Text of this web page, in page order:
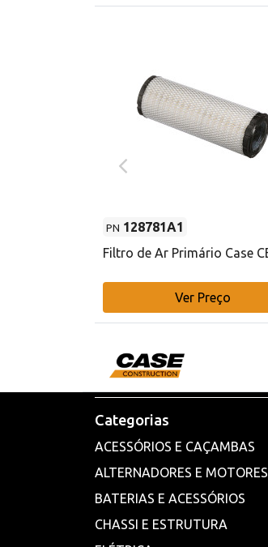
PN 128781A1
Filtro de Ar Primário Case
Ver Preço
Categorias
ACESSÓRIOS E CAÇAMBAS
ALTERNADORES E
BATERIAS E ACESSÓRIOS
CHASSI E ESTRUTURA